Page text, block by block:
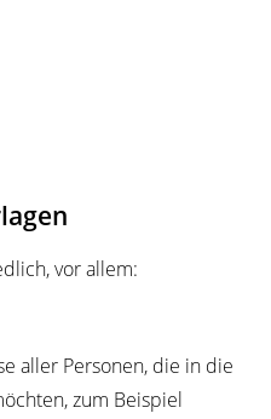
vor allem:
aller Personen, die in die
zum Beispiel